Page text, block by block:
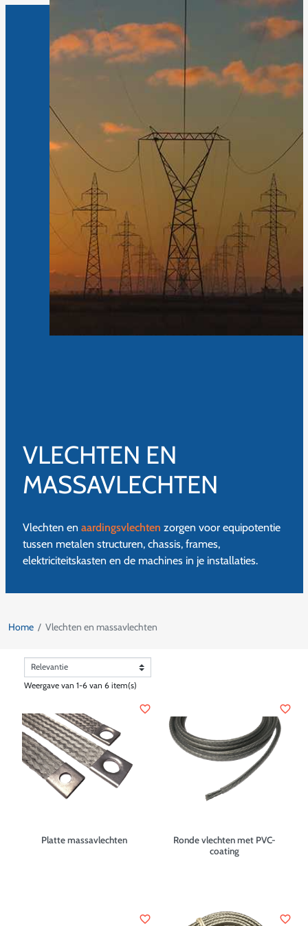
VLECHTEN EN
MASSAVLECHTEN
Vlechten en aardingsvlechten zorgen voor equipotentie
tussen metalen structuren, chassis, frames,
elektriciteitskasten en de machines in je installaties.
Home Vlechten en massavlechten
Weergave van 1-6 van 6 item(s)
Platte massavlechten
favorite_border
Ronde vlechten met PVC-
coating
favorite_border
favorite_border favorite_border